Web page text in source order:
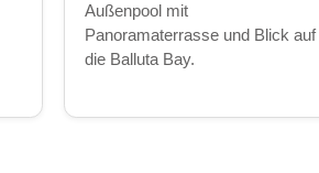
Außenpool mit
Panoramaterrasse und Blick auf
die Balluta Bay.